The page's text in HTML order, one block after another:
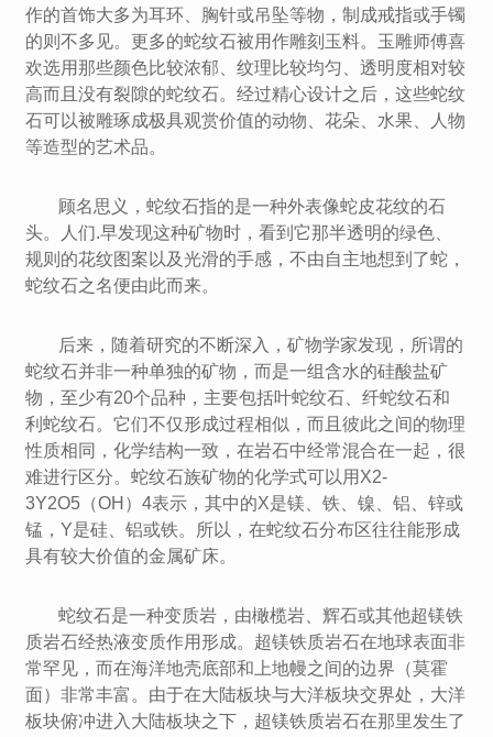
作的首饰大多为耳环、胸针或吊坠等物，制成戒指或手镯
的则不多见。更多的蛇纹石被用作雕刻玉料。玉雕师傅喜
欢选用那些颜色比较浓郁、纹理比较均匀、透明度相对较
高而且没有裂隙的蛇纹石。经过精心设计之后，这些蛇纹
石可以被雕琢成极具观赏价值的动物、花朵、水果、人物
等造型的艺术品。
顾名思义，蛇纹石指的是一种外表像蛇皮花纹的石
头。人们.早发现这种矿物时，看到它那半透明的绿色、
规则的花纹图案以及光滑的手感，不由自主地想到了蛇，
蛇纹石之名便由此而来。
后来，随着研究的不断深入，矿物学家发现，所谓的
蛇纹石并非一种单独的矿物，而是一组含水的硅酸盐矿
物，至少有20个品种，主要包括叶蛇纹石、纤蛇纹石和
利蛇纹石。它们不仅形成过程相似，而且彼此之间的物理
性质相同，化学结构一致，在岩石中经常混合在一起，很
难进行区分。蛇纹石族矿物的化学式可以用X2-
3Y2O5（OH）4表示，其中的X是镁、铁、镍、铝、锌或
锰，Y是硅、铝或铁。所以，在蛇纹石分布区往往能形成
具有较大价值的金属矿床。
蛇纹石是一种变质岩，由橄榄岩、辉石或其他超镁铁
质岩石经热液变质作用形成。超镁铁质岩石在地球表面非
常罕见，而在海洋地壳底部和上地幔之间的边界（莫霍
面）非常丰富。由于在大陆板块与大洋板块交界处，大洋
板块俯冲进入大陆板块之下，超镁铁质岩石在那里发生了